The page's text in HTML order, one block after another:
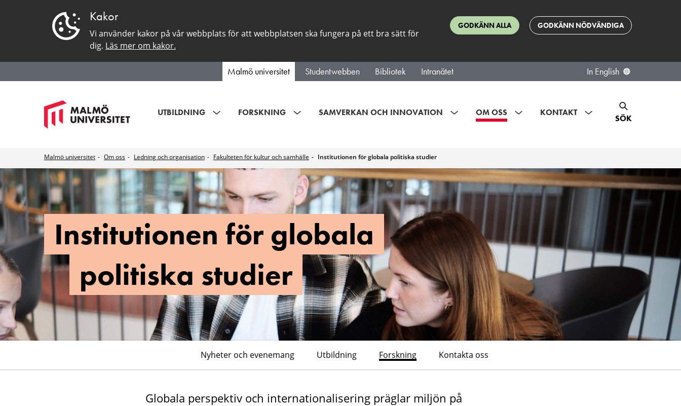
Kakor
Vi använder kakor på vår webbplats för att webbplatsen ska fungera på ett bra sätt för
dig. Läs mer om kakor.
GODKÄNN ALLA GODKÄNN NÖDVÄNDIGA
Malmö universitet Studentwebben Bibliotek Intranätet In English
UTBILDNING FORSKNING SAMVERKAN OCH INNOVATION OM OSS KONTAKT
SÖK
Malmö universitet Om oss Ledning och organisation Fakulteten för kultur och samhälle Institutionen för globala politiska studier
Institutionen
för
globala
politiska
studier
Institutionen för globala
politiska studier
Nyheter och evenemang Utbildning Forskning Kontakta oss
Globala perspektiv och internationalisering präglar miljön på